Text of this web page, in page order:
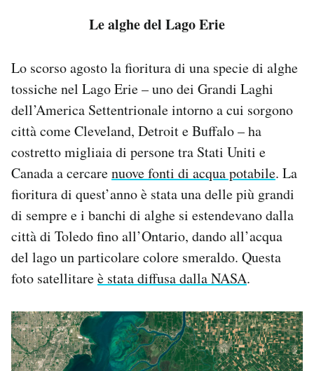
Le alghe del Lago Erie
Lo scorso agosto la fioritura di una specie di alghe
tossiche nel Lago Erie – uno dei Grandi Laghi
dell’America Settentrionale intorno a cui sorgono
città come Cleveland, Detroit e Buffalo – ha
costretto migliaia di persone tra Stati Uniti e
Canada a cercarenuove fonti di acqua potabile. La
fioritura di quest’anno è stata una delle più grandi
di sempre e i banchi di alghe si estendevano dalla
città di Toledo fino all’Ontario, dando all’acqua
del lago un particolare colore smeraldo. Questa
foto satellitareè stata diffusa dalla NASA.